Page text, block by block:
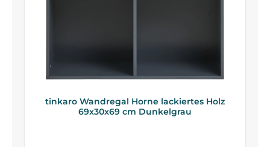
tinkaro Wandregal Horne lackiertes Holz
69x30x69 cm Dunkelgrau